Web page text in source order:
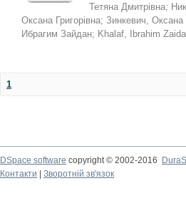
Тетяна Дмитрівна;
Оксана Григорівна; Зинкевич, Оксана
Ибрагим Зайдан; Khalaf, Ibrahim
1
DSpace software copyright © 2002-2016
Контакти
Зворотній зв'язок